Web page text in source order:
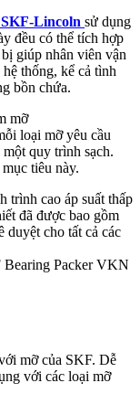
Lincoln sử dụng
đều có thể tích hợp
giúp nhân viên vận
thống, kể cả tình
bồn chứa.
mỡ
loại mỡ yêu cầu
quy trình sạch.
tiêu này.
trình cao áp suất thấp
đã được bao gồm
duyệt cho tất cả các
Bearing Packer VKN
mỡ của SKF. Dễ
với các loại mỡ